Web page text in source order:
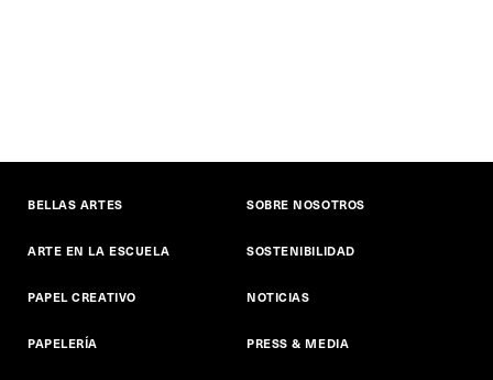
BELLAS ARTES
ARTE EN LA ESCUELA
PAPEL CREATIVO
PAPELERÍA
SOBRE NOSOTROS
SOSTENIBILIDAD
NOTICIAS
PRESS & MEDIA